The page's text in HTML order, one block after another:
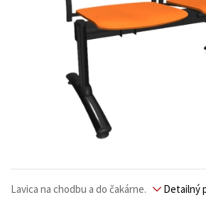
Lavica na chodbu a do čakárne. Detailný